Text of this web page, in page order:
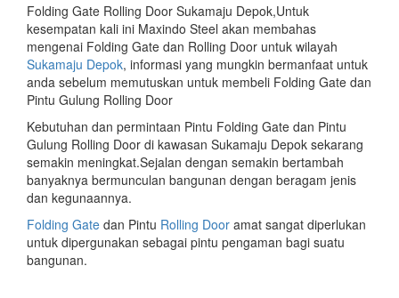
Folding Gate Rolling Door Sukamaju Depok,Untuk
kesempatan kali ini Maxindo Steel akan membahas
mengenai Folding Gate dan Rolling Door untuk wilayah
Sukamaju Depok, informasi yang mungkin bermanfaat untuk
anda sebelum memutuskan untuk membeli Folding Gate dan
Pintu Gulung Rolling Door
Kebutuhan dan permintaan Pintu Folding Gate dan Pintu
Gulung Rolling Door di kawasan Sukamaju Depok sekarang
semakin meningkat.Sejalan dengan semakin bertambah
banyaknya bermunculan bangunan dengan beragam jenis
dan kegunaannya.
Folding Gate dan Pintu Rolling Door amat sangat diperlukan
untuk dipergunakan sebagai pintu pengaman bagi suatu
bangunan.